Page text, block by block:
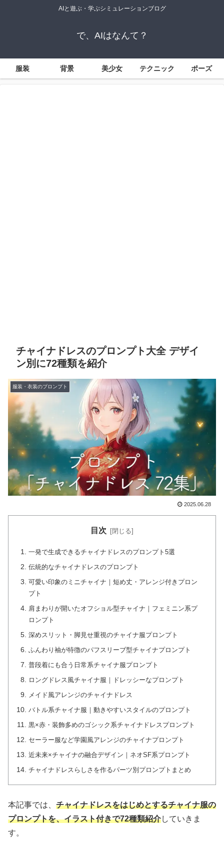
AIと遊ぶ・学ぶシミュレーションブログ
で、AIはなんて？
服装 背景 美少女 テクニック ポーズ
チャイナドレスのプロンプト大全 デザイ
ン別に72種類を紹介
服装・衣装のプロンプト
2025.06.28
目次
一発で生成できるチャイナドレスのプロンプト5選
伝統的なチャイナドレスのプロンプト
可愛い印象のミニチャイナ｜短め丈・アレンジ付きプロン
プト
肩まわりが開いたオフショル型チャイナ｜フェミニン系プ
ロンプト
深めスリット・脚見せ重視のチャイナ服プロンプト
ふんわり袖が特徴のパフスリーブ型チャイナプロンプト
普段着にも合う日常系チャイナ服プロンプト
ロングドレス風チャイナ服｜ドレッシーなプロンプト
メイド風アレンジのチャイナドレス
バトル系チャイナ服｜動きやすいスタイルのプロンプト
黒×赤・装飾多めのゴシック系チャイナドレスプロンプト
セーラー服など学園風アレンジのチャイナプロンプト
近未来×チャイナの融合デザイン｜ネオSF系プロンプト
チャイナドレスらしさを作るパーツ別プロンプトまとめ
本記事では、 チャイナドレスをはじめとするチャイナ服の
プロンプトを、イラスト付きで72種類紹介していきま
す。